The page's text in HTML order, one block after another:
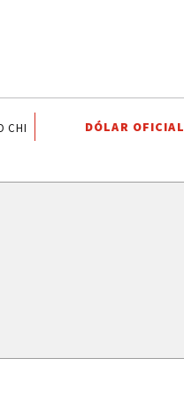
JUJEÑOS EN EL EXTRANJERO
DÓLAR OFICIAL